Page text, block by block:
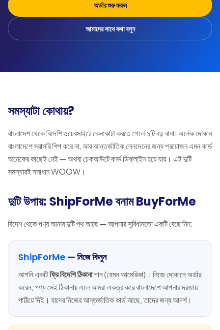
অর্ডার শুরু করুন
আমাদের সাথে কথা বলুন
সমস্যাটা কোথায়?
বাংলাদেশ থেকে বিদেশি ওয়েবসাইটে কেনাকাটা করতে গেলে দুটি বড় বাধা: অনেক দোকান
বাংলাদেশে সরাসরি শিপ করে না, আর আন্তর্জাতিক লেনদেনের জন্য প্রয়োজন এমন কার্ড
অনেকের কাছেই নেই — অথবা চেকআউটে কার্ড ডিক্লাইন হয়ে যায়। এই দুটি
সমস্যারই সমাধান WOOW।
দুটি উপায়: ShipForMe বনাম BuyForMe
বিদেশ থেকে পণ্য আনার দুটি পথ আছে — আপনার সুবিধামতো একটি বেছে নিন:
ShipForMe — নিজে কিনুন
আপনি একটিফ্রি বিদেশি ঠিকানাপান (যেমন আমেরিকা)। নিজে দোকানে অর্ডার
করেন, পণ্য সেই ঠিকানায় এলে আমরা একত্র করে বাংলাদেশে আপনার দরজায়
পাঠিয়ে দিই। যাদের নিজের আন্তর্জাতিক কার্ড আছে, তাদের জন্য আদর্শ।